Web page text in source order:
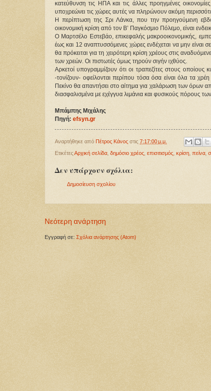
κατεύθυνση τις ΗΠΑ και τις άλλες προηγμένες
υποχρεώνει τις χώρες αυτές να πληρώνουν ακόμη
Η περίπτωση της Σρι Λάνκα, που την προηγούμενη
οικονομική κρίση από τον Β’ Παγκόσμιο Πόλεμο, είναι
Ο Μαρτσέλο Εστεβάο, επικεφαλής μακροοικονομικής,
έως και 12 αναπτυσσόμενες χώρες ενδέχεται να μην είναι
θα πρόκειται για τη χειρότερη κρίση χρέους στις
των χρεών. Οι πιστωτές όμως τηρούν σιγήν ιχθύος.
Αρκετοί υπογραμμίζουν ότι οι τραπεζίτες στους
-τονίζουν- οφείλονται περίπου τόσα όσα είναι όλα τα
Πεκίνο θα απαντήσει στο αίτημα για χαλάρωση των όρων
διασφαλισμένα με εχέγγυα λιμάνια και φυσικούς πόρους
Μπάμπης Μιχάλης
Πηγή: efsyn.gr
Αναρτήθηκε από Πέτρος Κάνος στις 7:17:00 μ.μ.
ΕτικέτεςΑρχική σελίδα δημόσιο χρέος επισιτισμός κρίση πείνα
Δεν υπάρχουν σχόλια:
Δημοσίευση σχολίου
Νεότερη ανάρτηση
Εγγραφή σε: Σχόλια ανάρτησης (Atom)